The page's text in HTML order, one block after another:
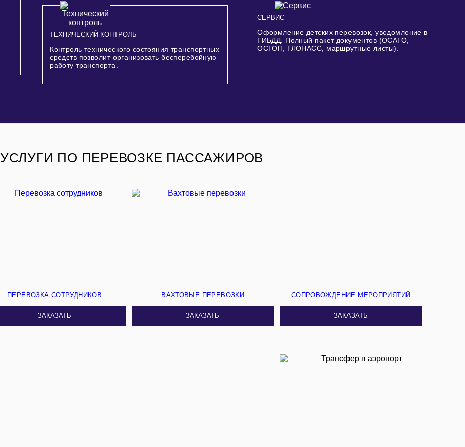
ТЕХНИЧЕСКИЙ КОНТРОЛЬ
Контроль технического состояния транспортных
средств позволит организовать бесперебойную
работу транспорта.
СЕРВИС
Оформление детских перевозок, уведомление в
ГИБДД. Полный пакет документов (ОСАГО,
ОСГОП, ГЛОНАСС, маршрутные листы).
УСЛУГИ ПО ПЕРЕВОЗКЕ ПАССАЖИРОВ
ПЕРЕВОЗКА СОТРУДНИКОВ
ЗАКАЗАТЬ
ВАХТОВЫЕ ПЕРЕВОЗКИ
ЗАКАЗАТЬ
СОПРОВОЖДЕНИЕ МЕРОПРИЯТИЙ
ЗАКАЗАТЬ